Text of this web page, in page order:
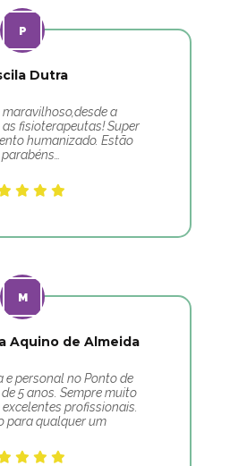
Dutra
a
fisioterapeutas! Super
humanizado. Estão
Aquino de Almeida
e personal no Ponto de
5 anos. Sempre muito
profissionais.
para qualquer um